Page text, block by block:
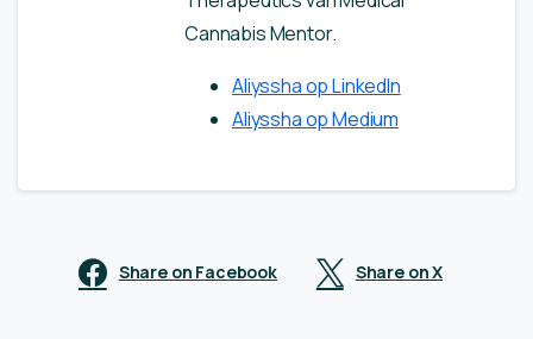
Cannabis Mentor.
Aliyssha op LinkedIn
Aliyssha op Medium
Share on Facebook Share on X